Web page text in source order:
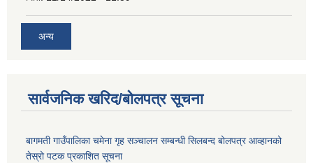
अन्य
सार्वजनिक खरिद/बोलपत्र सूचना
बागमती गाउँपालिका चमेना गृह सञ्चालन सम्बन्धी सिलबन्द बोलपत्र आव्हानको
तेस्रो पटक प्रकाशित सूचना